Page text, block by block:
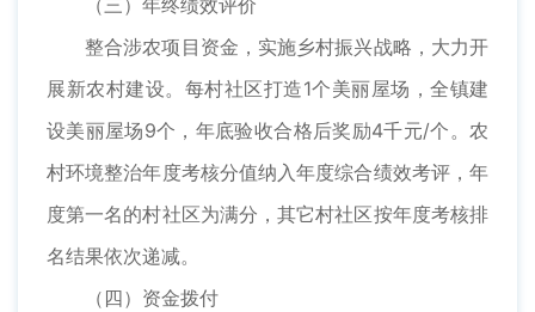
（三）年终绩效评价
整合涉农项目资金，实施乡村振兴战略，大力开
展新农村建设。每村社区打造1个美丽屋场，全镇建
设美丽屋场9个，年底验收合格后奖励4千元/个。农
村环境整治年度考核分值纳入年度综合绩效考评，年
度第一名的村社区为满分，其它村社区按年度考核排
名结果依次递减。
（四）资金拨付